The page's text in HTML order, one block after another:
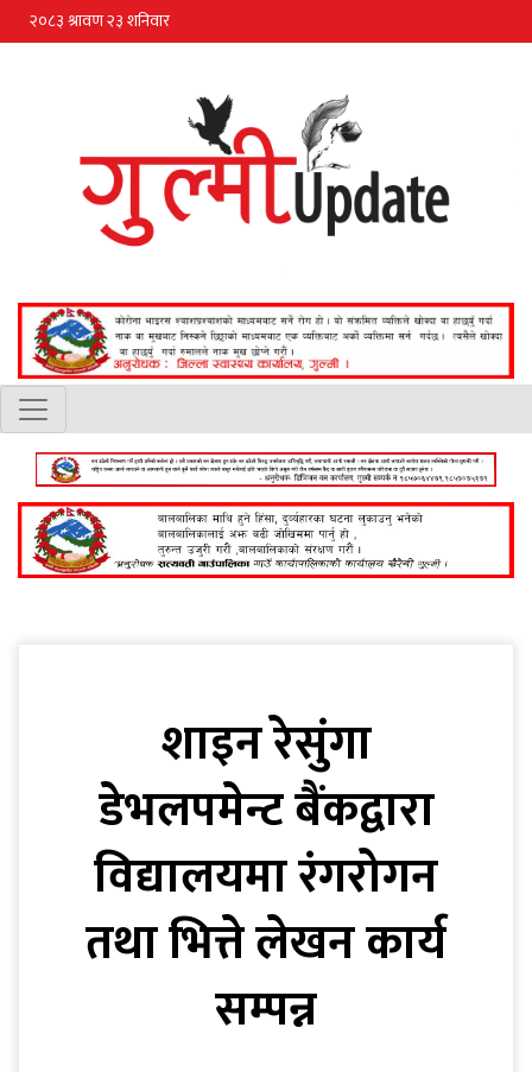
शाइन रेसुंगा
डेभलपमेन्ट बैंकद्वारा
विद्यालयमा रंगरोगन
तथा भित्ते लेखन कार्य
सम्पन्न